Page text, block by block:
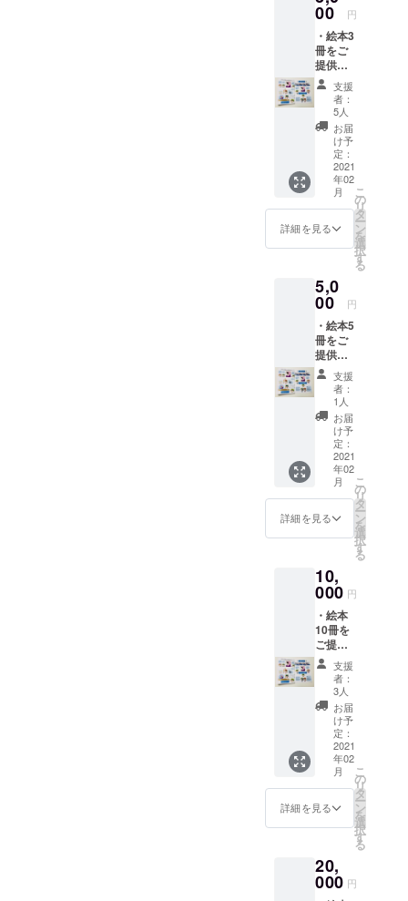
ご希望
のお名
前をご
記入く
ださ
い。
00 円
・絵本3
冊をご
提供さ
せて頂
きま
す。
支援
者：
5人
お届
け予
定：
2021
年02
月
詳細を見る
こ
の
リ
タ
ー
ン
を
選
択
す
る
5,0
00 円
・絵本5
冊をご
提供さ
せて頂
きま
す。
支援
者：
1人
お届
け予
定：
2021
年02
月
詳細を見る
こ
の
リ
タ
ー
ン
を
選
択
す
る
10,
000 円
・絵本
10冊を
ご提供
させて
頂きま
す。
支援
者：
3人
お届
け予
定：
2021
年02
月
詳細を見る
こ
の
リ
タ
ー
ン
を
選
択
す
る
20,
000 円